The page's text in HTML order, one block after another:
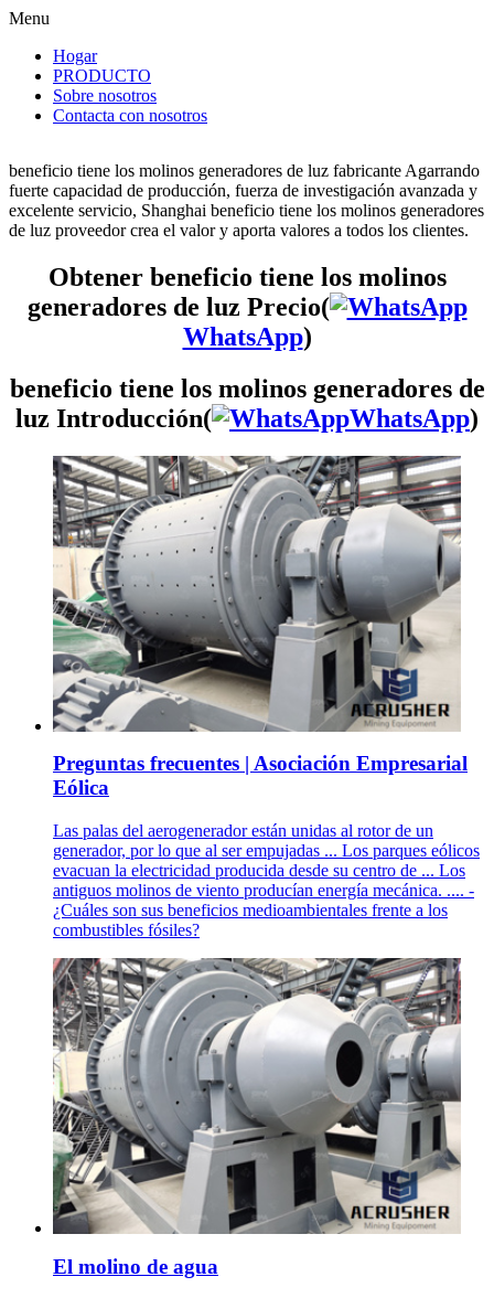
Menu
Hogar
PRODUCTO
Sobre nosotros
Contacta con nosotros
beneficio tiene los molinos generadores de luz fabricante Agarrando
fuerte capacidad de producción, fuerza de investigación avanzada y
excelente servicio, Shanghai beneficio tiene los molinos generadores
de luz proveedor crea el valor y aporta valores a todos los clientes.
Obtener beneficio tiene los molinos
generadores de luz Precio(
WhatsApp)
beneficio tiene los molinos generadores de
luz Introducción(
WhatsApp)
Preguntas frecuentes | Asociación Empresarial
Eólica
Las palas del aerogenerador están unidas al rotor de un
generador, por lo que al ser empujadas ... Los parques eólicos
evacuan la electricidad producida desde su centro de ... Los
antiguos molinos de viento producían energía mecánica. .... -
¿Cuáles son sus beneficios medioambientales frente a los
combustibles fósiles?
El molino de agua